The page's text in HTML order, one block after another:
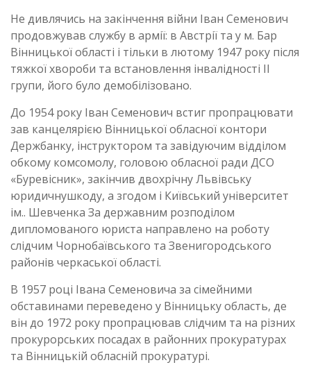
Не дивлячись на закінчення війни Іван Семенович
продовжував службу в армії: в Австрії та у м. Бар
Вінницької області і тільки в лютому 1947 року після
тяжкої хвороби та встановлення інвалідності ІІ
групи, його було демобілізовано.
До 1954 року Іван Семенович встиг пропрацювати
зав канцелярією Вінницької обласної контори
Держбанку, інструктором та завідуючим відділом
обкому комсомолу, головою обласної ради ДСО
«Буревісник», закінчив двохрічну Львівську
юридичнушкоду, а згодом і Київський університет
ім.. Шевченка За державним розподілом
дипломованого юриста направлено на роботу
слідчим Чорнобаївського та Звенигородського
районів черкаської області.
В 1957 році Івана Семеновича за сімейними
обставинами переведено у Вінницьку область, де
він до 1972 року пропрацював слідчим та на різних
прокурорських посадах в районних прокуратурах
та Вінницькій обласній прокуратурі.